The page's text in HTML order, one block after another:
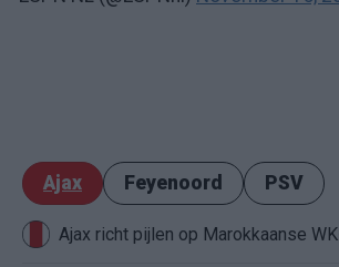
Ajax Feyenoord PSV
Ajax richt pijlen op Marokkaanse